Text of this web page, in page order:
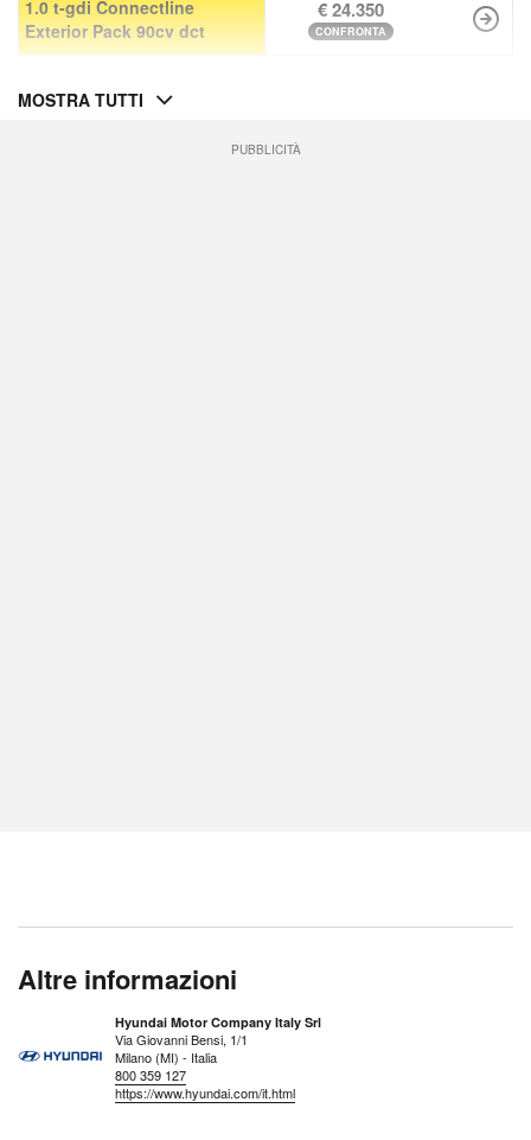
1.0 t-gdi Connectline
Exterior Pack 90cv dct
€ 24.350
CONFRONTA
MOSTRA TUTTI
PUBBLICITÀ
Altre informazioni
Hyundai Motor Company Italy Srl
Via Giovanni Bensi, 1/1
Milano (MI) - Italia
800 359 127
https://www.hyundai.com/it.html